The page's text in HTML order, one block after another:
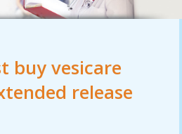
buy vesicare
release